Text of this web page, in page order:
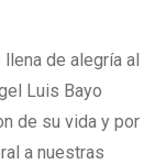
de alegría al
Luis Bayo
de su vida y por
a nuestras